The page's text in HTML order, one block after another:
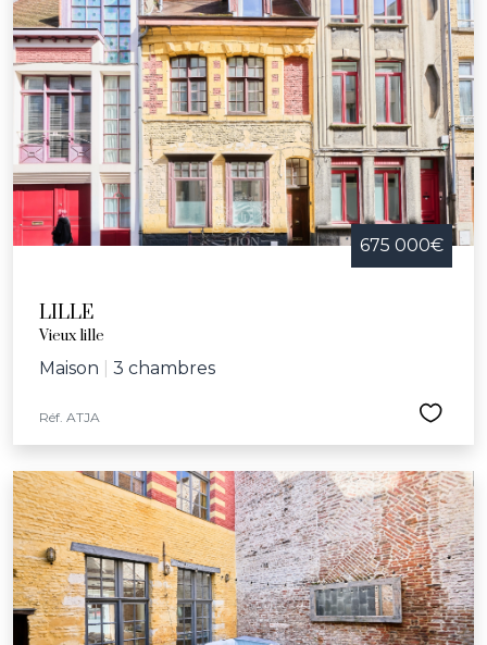
675 000€
LILLE
Vieux lille
Maison 3 chambres
Réf. ATJA